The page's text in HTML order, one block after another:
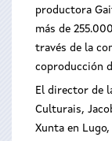
productora
más de
través de la
coproducción
El director de
Culturais,
Xunta en